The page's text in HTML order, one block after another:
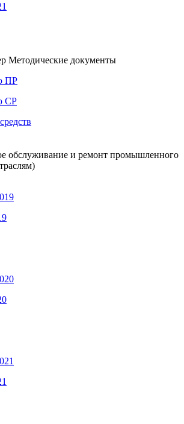
Методические документы
ПР
СР
обслуживание и ремонт промышленного